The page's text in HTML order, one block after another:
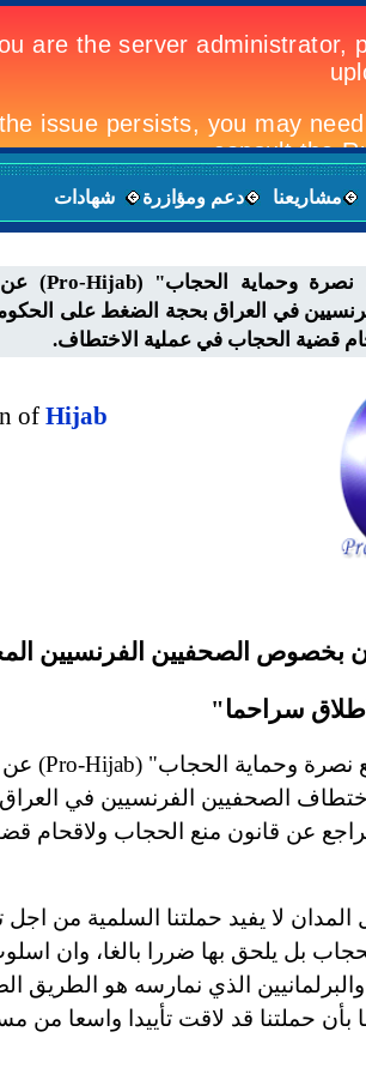
شهادات دعم ومؤازرة مشاريعنا
نصرة وحماية الحجاب"
(Pro-Hijab)
في العراق بحجة الضغط على
قضية الحجاب في عملية الاختطاف.
of Hijab
بخصوص الصحفيين الفرنسيين
سراحما"
نصرة وحماية الحجاب"
(Pro-Hijab) عن
الصحفيين الفرنسيين في
عن قانون منع الحجاب ولاقحام
المدان لا يفيد حملتنا السلمية من اجل
بل يلحق بها ضررا بالغا، وان
الذي نمارسه هو الطريق
بأن حملتنا قد لاقت تأييدا واسعا